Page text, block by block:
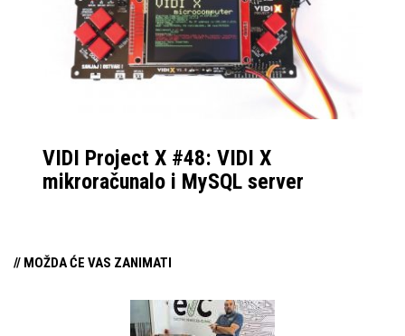
VIDI Project X #48: VIDI X
mikroračunalo i MySQL server
// MOŽDA ĆE VAS ZANIMATI